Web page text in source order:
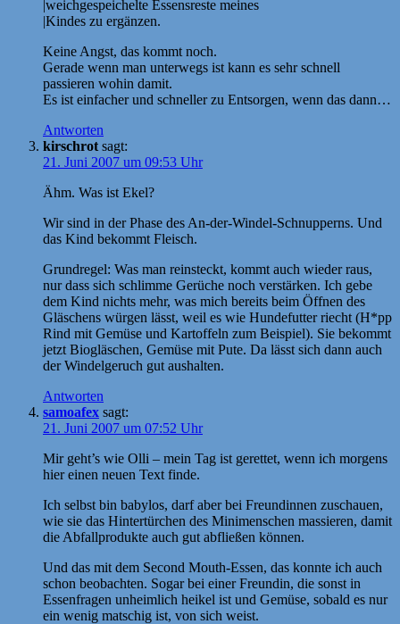
|weichgespeichelte Essensreste meines
|Kindes zu ergänzen.
Keine Angst, das kommt noch.
Gerade wenn man unterwegs ist kann es sehr schnell
passieren wohin damit.
Es ist einfacher und schneller zu Entsorgen, wenn das dann…
Antworten
kirschrot sagt:
21. Juni 2007 um 09:53 Uhr
Ähm. Was ist Ekel?
Wir sind in der Phase des An-der-Windel-Schnupperns. Und
das Kind bekommt Fleisch.
Grundregel: Was man reinsteckt, kommt auch wieder raus,
nur dass sich schlimme Gerüche noch verstärken. Ich gebe
dem Kind nichts mehr, was mich bereits beim Öffnen des
Gläschens würgen lässt, weil es wie Hundefutter riecht (H*pp
Rind mit Gemüse und Kartoffeln zum Beispiel). Sie bekommt
jetzt Biogläschen, Gemüse mit Pute. Da lässt sich dann auch
der Windelgeruch gut aushalten.
Antworten
samoafex sagt:
21. Juni 2007 um 07:52 Uhr
Mir geht’s wie Olli – mein Tag ist gerettet, wenn ich morgens
hier einen neuen Text finde.
Ich selbst bin babylos, darf aber bei Freundinnen zuschauen,
wie sie das Hintertürchen des Minimenschen massieren, damit
die Abfallprodukte auch gut abfließen können.
Und das mit dem Second Mouth-Essen, das konnte ich auch
schon beobachten. Sogar bei einer Freundin, die sonst in
Essenfragen unheimlich heikel ist und Gemüse, sobald es nur
ein wenig matschig ist, von sich weist.